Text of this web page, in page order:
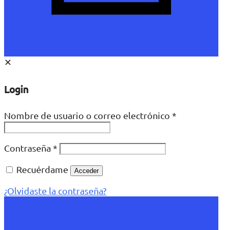
✕
Login
Nombre de usuario o correo electrónico *
Contraseña *
Recuérdame
Acceder
¿Olvidaste la contraseña?